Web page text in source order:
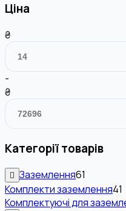
Ціна
₴
-
₴
Категорії товарів
Заземлення61
Комплекти заземлення41
Комплектуючі для